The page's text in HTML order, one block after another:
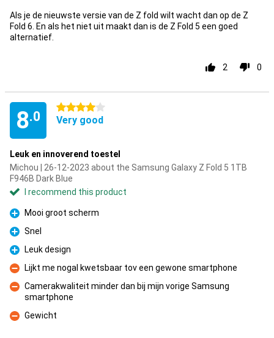
Als je de nieuwste versie van de Z fold wilt wacht dan op de Z
Fold 6. En als het niet uit maakt dan is de Z Fold 5 een goed
alternatief.
2 0
8.0
4 stars
Very good
Leuk en innoverend toestel
Michou | 26-12-2023 about the Samsung Galaxy Z Fold 5 1TB
F946B Dark Blue
I recommend this product
Pro
Mooi groot scherm
Pro
Snel
Pro
Leuk design
Con
Lijkt me nogal kwetsbaar tov een gewone smartphone
Con
Camerakwaliteit minder dan bij mijn vorige Samsung
smartphone
Con
Gewicht